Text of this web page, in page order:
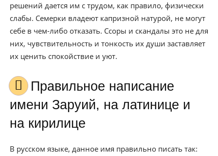
решений дается им с трудом, как правило, физически
слабы. Семерки владеют капризной натурой, не могут
себе в чем-либо отказать. Ссоры и скандалы это не для
них, чувствительность и тонкость их души заставляет
их ценить спокойствие и уют.
Правильное написание
имени Заруий, на латинице и
на кирилице
В русском языке, данное имя правильно писать так: